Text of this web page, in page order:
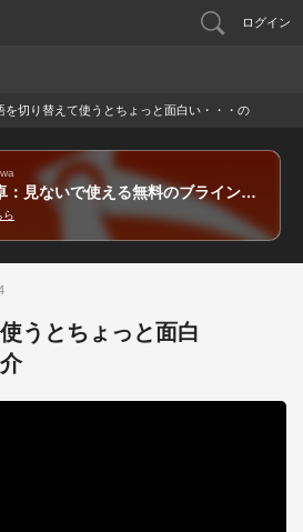
ログイン
を切り替えて使うとちょっと面白い・・・の
ステルス電卓：見ないで使える無料のブラインドタッチ音声読み上げ計算機（STEALTH電卓）
ら
うとちょっと面白